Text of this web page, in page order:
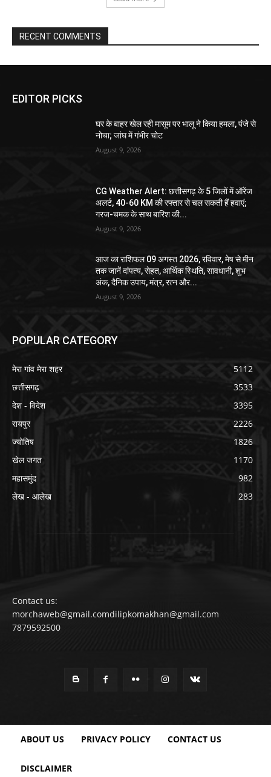
RECENT COMMENTS
EDITOR PICKS
घर के बाहर खेल रही मासूम पर भालू ने किया हमला, पंजे से
नोचा; जांघ में गंभीर चोट
August 9, 2026
CG Weather Alert: छत्तीसगढ़ के 5 जिलों में ऑरेंज
अलर्ट, 40-60 KM की रफ्तार से चल सकती हैं हवाएं;
गरज-चमक के साथ बारिश की...
August 9, 2026
आज का राशिफल 09 अगस्त 2026, रविवार, मेष से मीन
तक जानें दांपत्य, सेहत, आर्थिक स्थिति, सावधानी, शुभ
अंक, दैनिक उपाय, मंत्र, रत्न और...
August 9, 2026
POPULAR CATEGORY
मेरा गांव मेरा शहर
5112
छत्तीसगढ़
3533
देश - विदेश
3395
रायपुर
2226
ज्योतिष
1826
खेल जगत
1170
महासमुंद
982
लेख - आलेख
283
Contact us:
morchaweb@gmail.comdilipkomakhan@gmail.com
7879592500
ABOUT US PRIVACY POLICY CONTACT US
DISCLAIMER